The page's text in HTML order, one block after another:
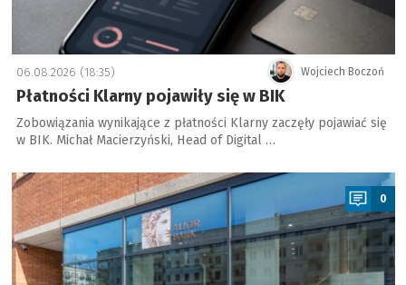
Wojciech Boczoń
06.08.2026 (18:35)
Płatności Klarny pojawiły się w BIK
Zobowiązania wynikające z płatności Klarny zaczęły pojawiać się
w BIK. Michał Macierzyński, Head of Digital …
a
0